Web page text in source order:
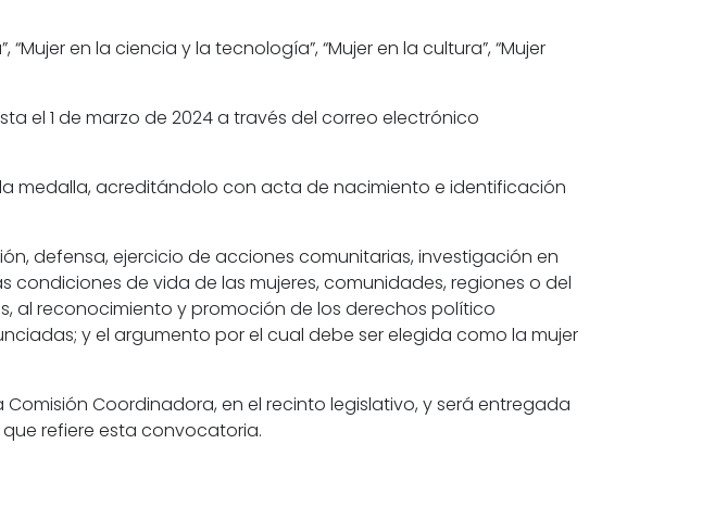
en la ciencia y la tecnología”, “Mujer en la cultura”, “Mujer
el 1 de marzo de 2024 a través del correo electrónico
medalla, acreditándolo con acta de nacimiento e identificación
defensa, ejercicio de acciones comunitarias, investigación en
de vida de las mujeres, comunidades, regiones o del
al reconocimiento y promoción de los derechos político
y el argumento por el cual debe ser elegida como la mujer
Coordinadora, en el recinto legislativo, y será entregada
refiere esta convocatoria.